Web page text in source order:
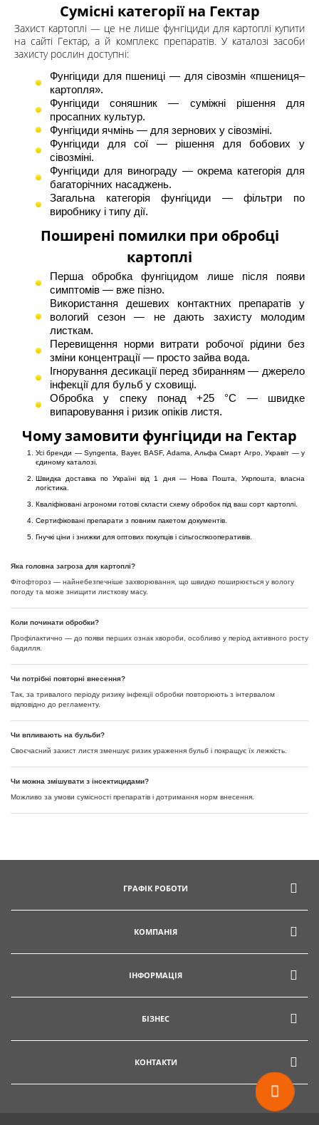
Сумісні категорії на Гектар
Захист картоплі — це не лише фунгіциди для картоплі купити
на сайті Гектар, а й комплекс препаратів. У каталозі засоби
захисту рослин доступні:
Фунгіциди для пшениці — для сівозмін «пшениця–
картопля».
Фунгіциди соняшник — суміжні рішення для
просапних культур.
Фунгіциди ячмінь — для зернових у сівозміні.
Фунгіциди для сої — рішення для бобових у
сівозміні.
Фунгіциди для винограду— окрема категорія для
багаторічних насаджень.
Загальна категоріяфунгіциди — фільтри по
виробнику і типу дії.
Поширені помилки при обробці
картоплі
Перша обробка фунгіцидом лише після появи
симптомів — вже пізно.
Використання дешевих контактних препаратів у
вологий сезон — не дають захисту молодим
листкам.
Перевищення норми витрати робочої рідини без
зміни концентрації — просто зайва вода.
Ігнорування десикації перед збиранням — джерело
інфекції для бульб у сховищі.
Обробка у спеку понад +25 °C — швидке
випаровування і ризик опіків листя.
Чому замовити фунгіциди на Гектар
Усі бренди — Syngenta, Bayer, BASF, Adama, Альфа Смарт Агро, Укравіт — у
єдиному каталозі.
Швидка доставка по Україні від 1 дня — Нова Пошта, Укрпошта, власна
логістика.
Кваліфіковані агрономи готові скласти схему обробок під ваш сорт картоплі.
Сертифіковані препарати з повним пакетом документів.
Гнучкі ціни і знижки для оптових покупців і сільгоспкооперативів.
Яка головна загроза для картоплі?
Фітофтороз — найнебезпечніше захворювання, що швидко поширюється у вологу
погоду та може знищити листкову масу.
Коли починати обробки?
Профілактично — до появи перших ознак хвороби, особливо у період активного росту
бадилля.
Чи потрібні повторні внесення?
Так, за тривалого періоду ризику інфекції обробки повторюють з інтервалом
відповідно до регламенту.
Чи впливають на бульби?
Своєчасний захист листя зменшує ризик ураження бульб і покращує їх лежкість.
Чи можна змішувати з інсектицидами?
Можливо за умови сумісності препаратів і дотримання норм внесення.
ГРАФІК РОБОТИ
КОМПАНІЯ
ІНФОРМАЦІЯ
БІЗНЕС
КОНТАКТИ